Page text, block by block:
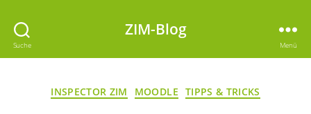
Suche
ZIM-Blog
Menü
Kategorien
INSPECTOR ZIM MOODLE TIPPS & TRICKS